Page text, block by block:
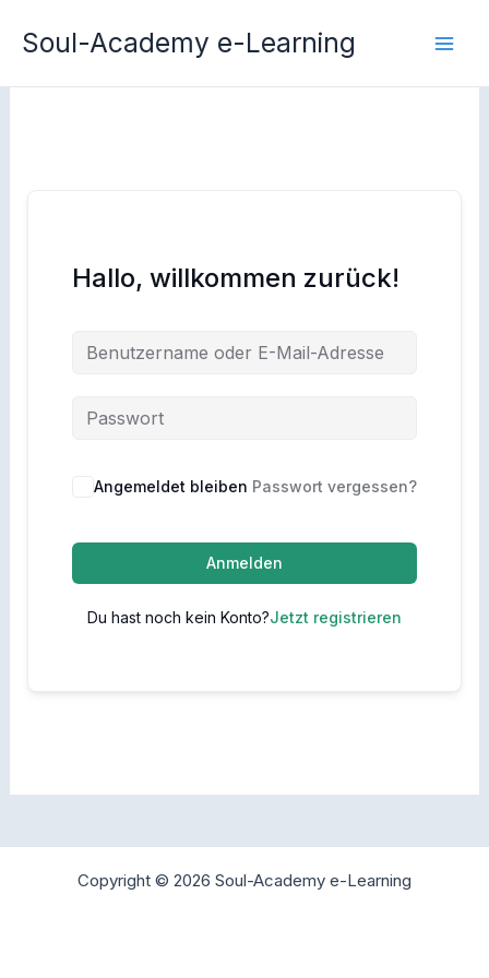
InhaltSoul-Academy e-Learning
Hallo, willkommen zurück!
Angemeldet bleiben Passwort vergessen?
Anmelden
Du hast noch kein Konto?Jetzt registrieren
Copyright © 2026 Soul-Academy e-Learning